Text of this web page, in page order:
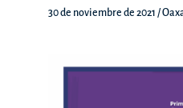
30 de noviembre de 2021 /